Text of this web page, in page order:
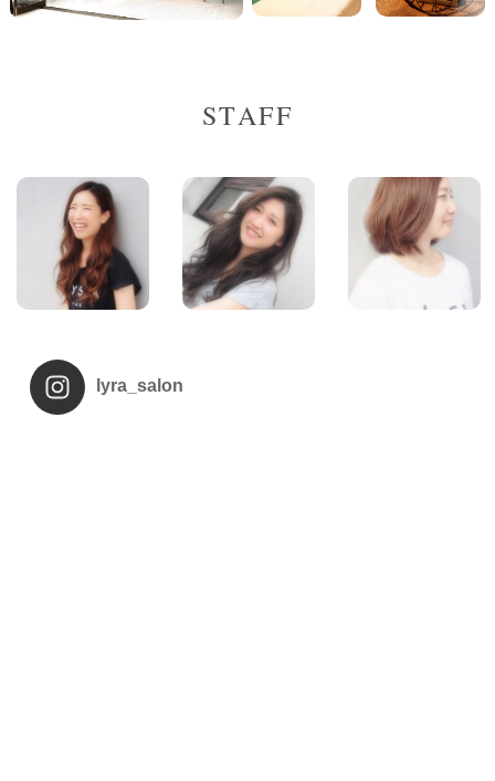
STAFF
lyra_salon